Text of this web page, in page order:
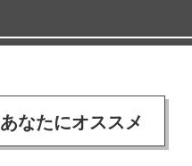
あなたにオススメ